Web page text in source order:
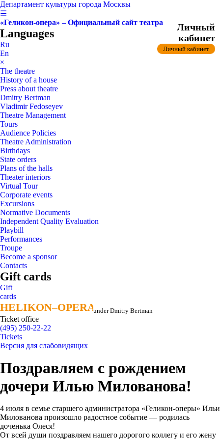
Департамент культуры города Москвы
☰
«Геликон-опера» – Официальный сайт театра
Languages
Ru
En
×
The theatre
History of a house
Press about theatre
Dmitry Bertman
Vladimir Fedoseyev
Theatre Management
Tours
Audience Policies
Theatre Administration
Birthdays
State orders
Plans of the halls
Theater interiors
Virtual Tour
Corporate events
Excursions
Normative Documents
Independent Quality Evaluation
Playbill
Performances
Troupe
Become a sponsor
Contacts
Gift cards
Gift
cards
HELIKON–OPERA
HELIKON–OPERAunder Dmitry Bertman
Ticket office
(495) 250-22-22
Личный
кабинет
Личный кабинет
Tickets
Версия для слабовидящих
Поздравляем с рождением
дочери Илью Милованова!
4 июля в семье старшего администратора «Геликон-оперы» Ильи
Милованова произошло радостное событие — родилась
доченька Олеся!
От всей души поздравляем нашего дорогого коллегу и его жену